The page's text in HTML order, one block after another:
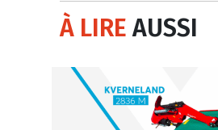
À LIREAUSSI